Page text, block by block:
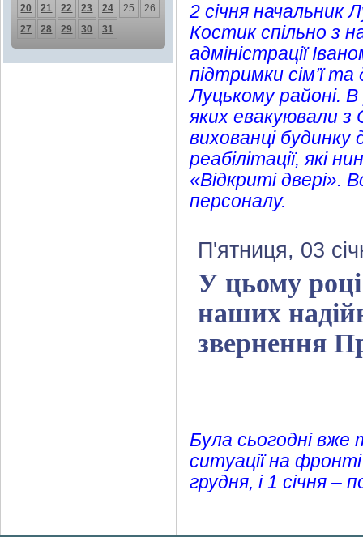
20
21 22 23 24 25
26
27
28 29 30 31
2 січня начальник
Костик спільно з
адміністрації
підтримки сім’ї
Луцькому районі.
яких евакуювали з
вихованці будинку
реабілітації, які
«Відкриті двері».
персоналу.
П'ятниця, 03
У цьому
наших
звернення
Була сьогодні вже
ситуації на
грудня, і 1 січня –